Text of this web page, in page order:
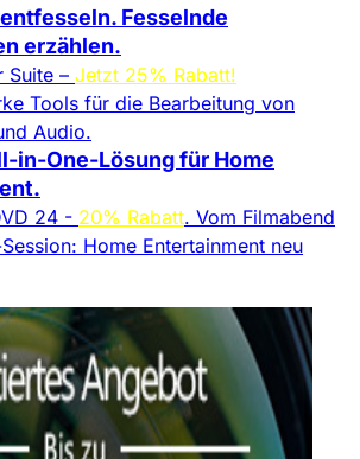
Fesselnde
erzählen.
Suite – Jetzt 25% Rabatt!
Tools für die Bearbeitung von
Audio.
in-One-Lösung für Home
24 - 20% Rabatt. Vom Filmabend
Home Entertainment neu